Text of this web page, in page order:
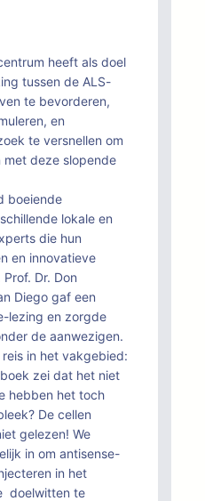
heeft als doel
tussen de ALS-
te bevorderen,
en
te versnellen om
met deze slopende
boeiende
lokale en
die hun
en innovatieve
Dr. Don
Diego gaf een
lezing en zorgde
de aanwezigen.
in het vakgebied:
zei dat het niet
hebben het toch
De cellen
gelezen! We
in om antisense-
in het
doelwitten te